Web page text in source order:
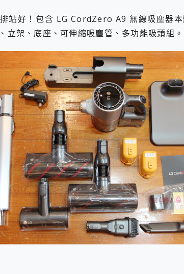
站好！包含 LG CordZero A9 無線吸塵器本
立架、底座、可伸縮吸塵管、多功能吸頭組。